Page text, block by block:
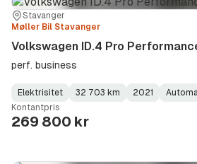
Sted:
Stavanger
Forhandler:
Møller Bil Stavanger
Volkswagen ID.4 Pro
perf. business
Fuel
Type:
Elektrisitet
Kilometerstand :
32 703 km
Model
Year:
2021
Gearbox
Type:
Kontantpris
269 800 kr